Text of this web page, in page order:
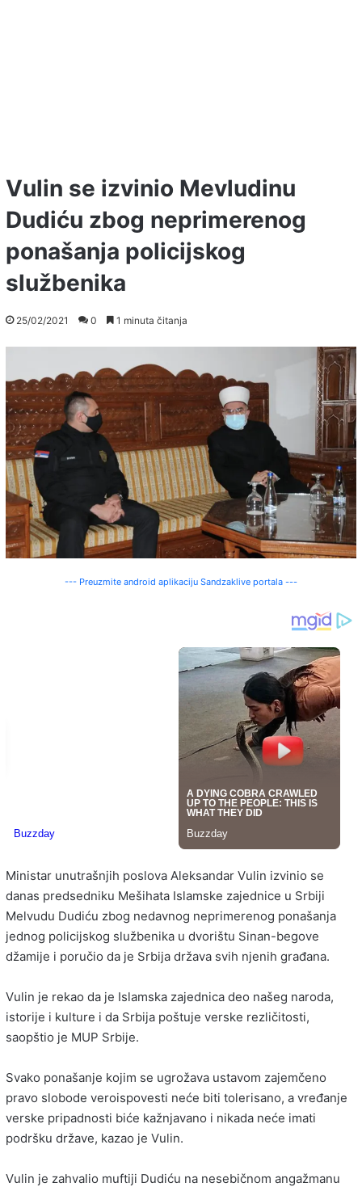
Vulin se izvinio Mevludinu
Dudiću zbog neprimerenog
ponašanja policijskog
službenika
25/02/2021 0 1 minuta čitanja
--- Preuzmite android aplikaciju Sandzaklive portala ---
Ministar unutrašnjih poslova Aleksandar Vulin izvinio se
danas predsedniku Mešihata Islamske zajednice u Srbiji
Melvudu Dudiću zbog nedavnog neprimerenog ponašanja
jednog policijskog službenika u dvorištu Sinan-begove
džamije i poručio da je Srbija država svih njenih građana.
Vulin je rekao da je Islamska zajednica deo našeg naroda,
istorije i kulture i da Srbija poštuje verske rezličitosti,
saopštio je MUP Srbije.
Svako ponašanje kojim se ugrožava ustavom zajemčeno
pravo slobode veroispovesti neće biti tolerisano, a vređanje
verske pripadnosti biće kažnjavano i nikada neće imati
podršku države, kazao je Vulin.
Vulin je zahvalio muftiji Dudiću na nesebičnom angažmanu